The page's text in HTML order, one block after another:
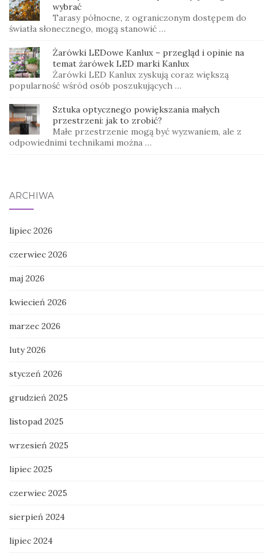
wybrać
Tarasy północne, z ograniczonym dostępem do
światła słonecznego, mogą stanowić …
Żarówki LEDowe Kanlux – przegląd i opinie na
temat żarówek LED marki Kanlux
Żarówki LED Kanlux zyskują coraz większą
popularność wśród osób poszukujących …
Sztuka optycznego powiększania małych
przestrzeni: jak to zrobić?
Małe przestrzenie mogą być wyzwaniem, ale z
odpowiednimi technikami można …
ARCHIWA
lipiec 2026
czerwiec 2026
maj 2026
kwiecień 2026
marzec 2026
luty 2026
styczeń 2026
grudzień 2025
listopad 2025
wrzesień 2025
lipiec 2025
czerwiec 2025
sierpień 2024
lipiec 2024